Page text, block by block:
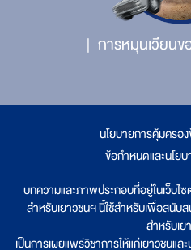
การหมุนเวียน
นโยบายการคุ้มครอ
ข้อกำหนดและนโย
บทความและภาพประกอบที่อยู่ในเว็บไ
สำหรับเยาวชนฯ นี้ใช้สำหรับเพื่อสนั
สำหรับเย
เป็นการเผยแพร่วิชาการให้แก่เยาวชนแล